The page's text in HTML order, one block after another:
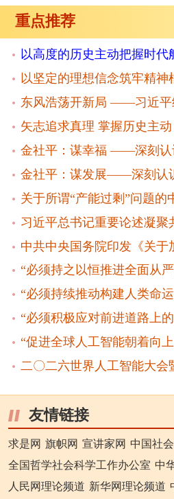
重点推荐
以高度的历史主动把握时
以坚定的理想信念筑牢精
东风浩荡开新局 ——习近平
矢志追求真理 掌握历史主
金社平：谋幸福 ——深刻认
金社平：谋发展——深刻认
关于所谓“产能过剩”问题的
习近平总书记重要论述凝聚
中共中央国务院印发《关于
“必须持之以恒推进全面从
“必须持续推动构建人类命
“必须积极应对前进道路上
“促进全球人工智能朝着向
二〇二六世界人工智能大会
友情链接
求是网 旗帜网 宣讲家网 中国社
全国哲学社会科学工作办公室 中
人民网理论频道 新华网理论频道